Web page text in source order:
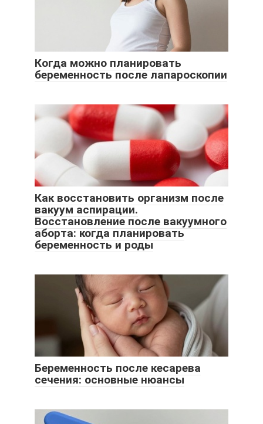
Когда можно планировать
беременность после лапароскопии
Как восстановить организм после
вакуум аспирации.
Восстановление после вакуумного
аборта: когда планировать
беременность и роды
Беременность после кесарева
сечения: основные нюансы